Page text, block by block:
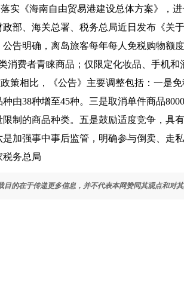
实《海南自由贸易港建设总体方案》，
政部、海关总署、税务总局近日发布《关
公告明确，离岛旅客每年每人免税购物额
消费者青睐商品；仅限定化妆品、手机
策相比，《公告》主要调整包括：一是
种由38种增至45种。三是取消单件商品
限制的商品种类。五是鼓励适度竞争，具
是加强事中事后监管，明确参与倒卖、走
税务总局
目的在于传递更多信息，并不代表本网赞同其观点和对